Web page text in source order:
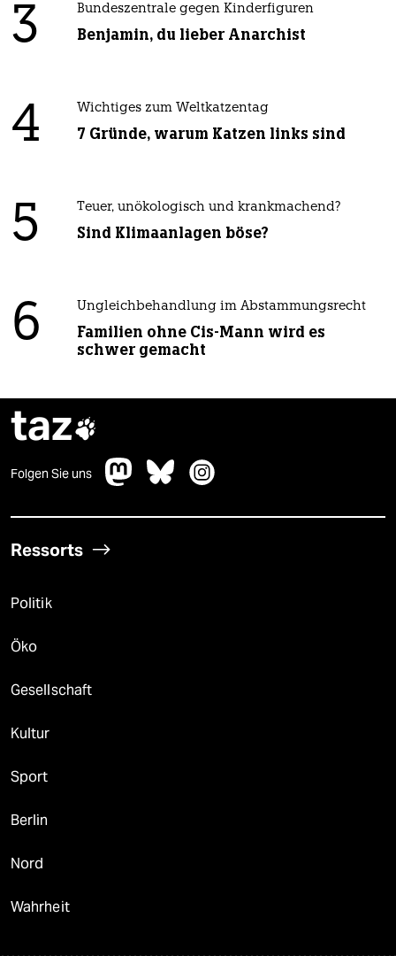
3 Bundeszentrale gegen Kinderfiguren
Benjamin, du lieber Anarchist
4 Wichtiges zum Weltkatzentag
7 Gründe, warum Katzen links sind
5 Teuer, unökologisch und krankmachend?
Sind Klimaanlagen böse?
6 Ungleichbehandlung im Abstammungsrecht
Familien ohne Cis-Mann wird es
schwer gemacht
taz
Folgen Sie uns
Ressorts
Politik
Öko
Gesellschaft
Kultur
Sport
Berlin
Nord
Wahrheit